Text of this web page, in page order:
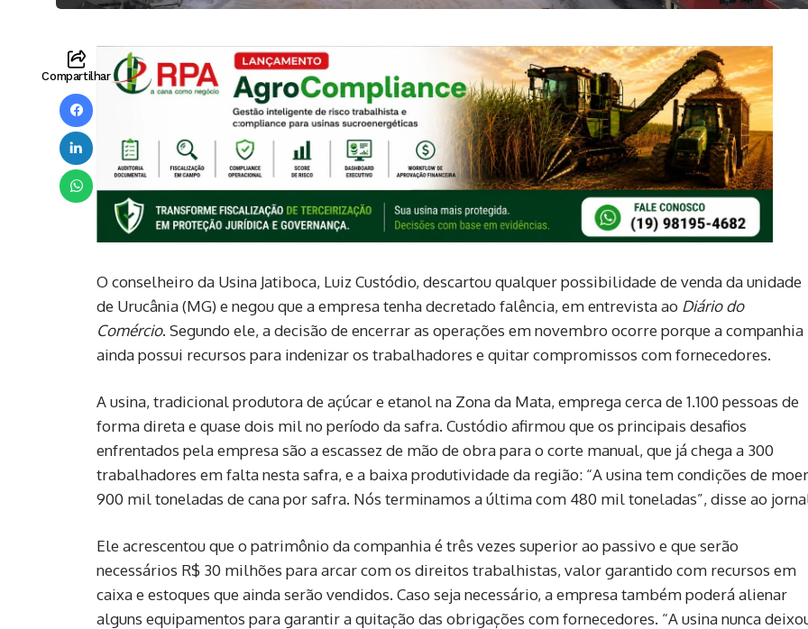
Compartilhar
O conselheiro da Usina Jatiboca, Luiz Custódio, descartou qualquer possibilidade de venda da unidade
de Urucânia (MG) e negou que a empresa tenha decretado falência, em entrevista ao Diário do
Comércio. Segundo ele, a decisão de encerrar as operações em novembro ocorre porque a companhia
ainda possui recursos para indenizar os trabalhadores e quitar compromissos com fornecedores.
A usina, tradicional produtora de açúcar e etanol na Zona da Mata, emprega cerca de 1.100 pessoas de
forma direta e quase dois mil no período da safra. Custódio afirmou que os principais desafios
enfrentados pela empresa são a escassez de mão de obra para o corte manual, que já chega a 300
trabalhadores em falta nesta safra, e a baixa produtividade da região: “A usina tem condições de moer
900 mil toneladas de cana por safra. Nós terminamos a última com 480 mil toneladas”, disse ao
Ele acrescentou que o patrimônio da companhia é três vezes superior ao passivo e que serão
necessários R$ 30 milhões para arcar com os direitos trabalhistas, valor garantido com recursos em
caixa e estoques que ainda serão vendidos. Caso seja necessário, a empresa também poderá alienar
alguns equipamentos para garantir a quitação das obrigações com fornecedores. “A usina nunca